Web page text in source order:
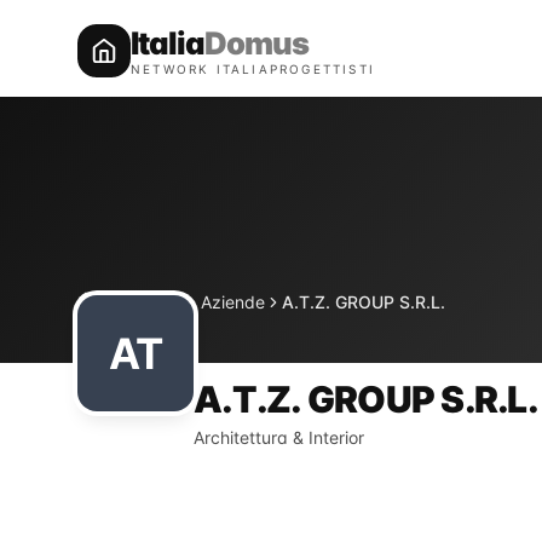
ItaliaDomus
NETWORK ITALIAPROGETTISTI
HomeDirectory Aziende A.T.Z. GROUP S.R.L.
AT
A.T.Z. GROUP S.R.L.
Architettura & Interior